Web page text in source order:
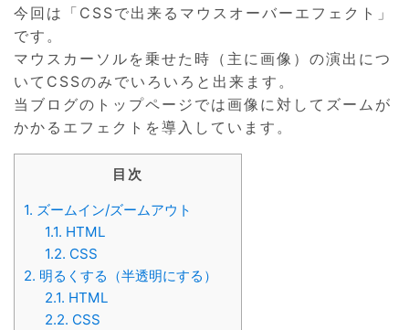
今回は「CSSで出来るマウスオーバーエフェクト」
です。
マウスカーソルを乗せた時（主に画像）の演出につ
いてCSSのみでいろいろと出来ます。
当ブログのトップページでは画像に対してズームが
かかるエフェクトを導入しています。
目次
1. ズームイン/ズームアウト
1.1. HTML
1.2. CSS
2. 明るくする（半透明にする）
2.1. HTML
2.2. CSS